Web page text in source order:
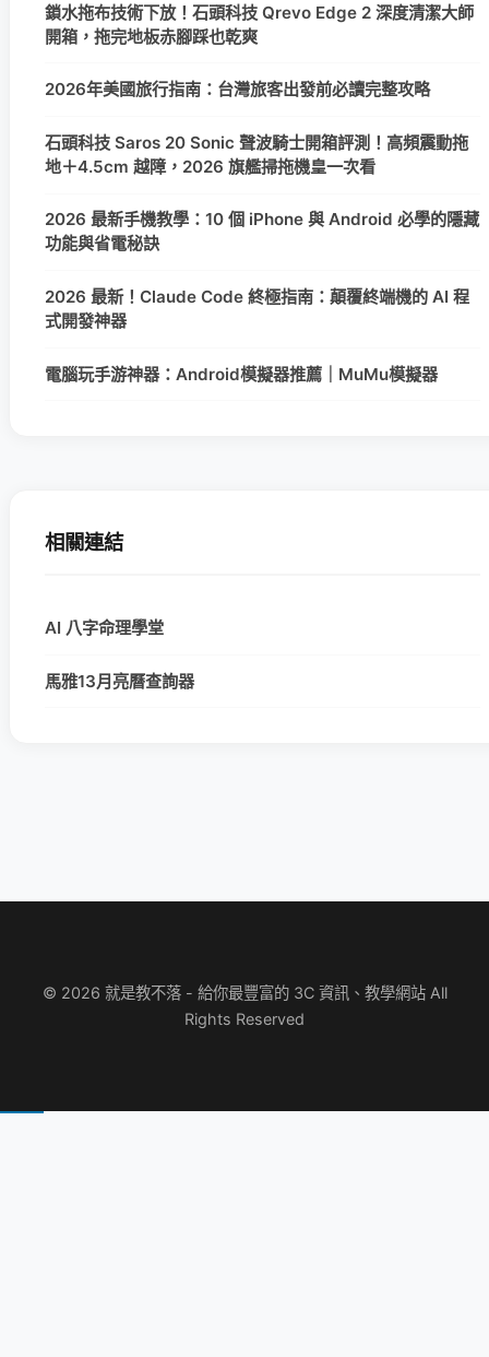
鎖水拖布技術下放！石頭科技 Qrevo Edge 2 深度清潔大師
開箱，拖完地板赤腳踩也乾爽
2026年美國旅行指南：台灣旅客出發前必讀完整攻略
石頭科技 Saros 20 Sonic 聲波騎士開箱評測！高頻震動拖
地＋4.5cm 越障，2026 旗艦掃拖機皇一次看
2026 最新手機教學：10 個 iPhone 與 Android 必學的隱藏
功能與省電秘訣
2026 最新！Claude Code 終極指南：顛覆終端機的 AI 程
式開發神器
電腦玩手游神器：Android模擬器推薦｜MuMu模擬器
相關連結
AI 八字命理學堂
馬雅13月亮曆查詢器
© 2026 就是教不落 - 給你最豐富的 3C 資訊、教學網站 All
Rights Reserved